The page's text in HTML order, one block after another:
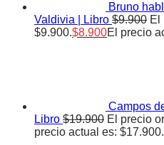
Bruno
Valdivia | Libro $9.900 El
$9.900.$8.900El precio
Campos
Libro $19.900 El precio
precio actual es: $17.900.